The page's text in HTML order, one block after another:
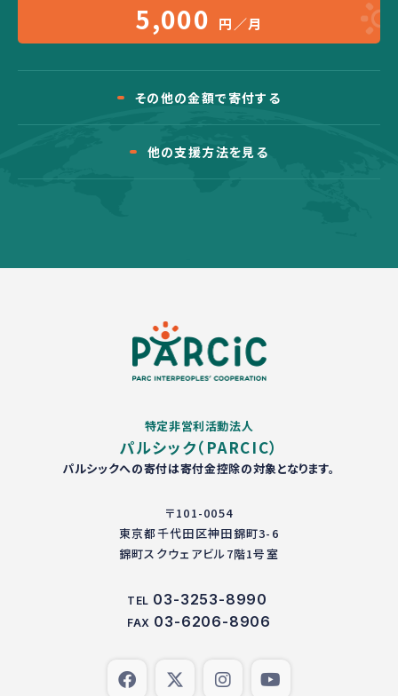
5,000 円／月
その他の金額で寄付する
他の支援方法を見る
特定非営利活動法人
パルシック（PARCIC）
パルシックへの寄付は寄付金控除の対象となります。
〒101-0054
東京都千代田区神田錦町3-6
錦町スクウェアビル7階1号室
TEL 03-3253-8990
FAX 03-6206-8906